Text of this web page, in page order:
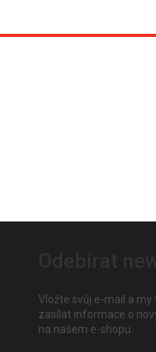
Vložte svůj e-mail a my
zasílat informace o
na našem e-shopu.